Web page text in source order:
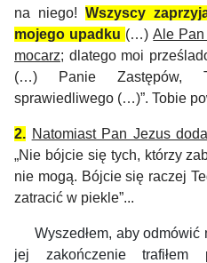
na niego! Wszyscy
mojego upadku (…) Ale
mocarz; dlatego moi
(…)
Panie Zastępów,
sprawiedliwego (…)”. Tobie
2. Natomiast Pan Jezus
„Nie bójcie się tych, którzy
nie mogą. Bójcie się raczej
zatracić w piekle”...
Wyszedłem, aby odmówić
jej zakończenie